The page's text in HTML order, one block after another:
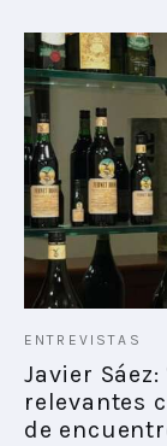
ENTREVISTAS
Javier
relevantes
de